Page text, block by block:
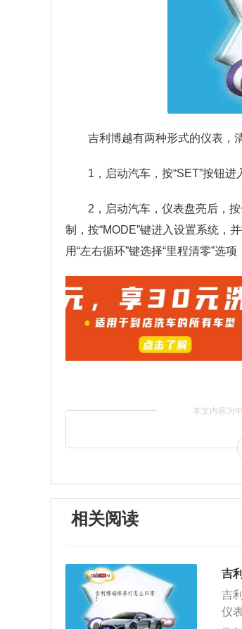
吉利博越有两种形式的仪表，
1，启动汽车，按“SET”按钮进
2，启动汽车，仪表盘亮后，
制，按“MODE”键进入设置系统，
用“左右循环”键选择“里程清零”选项
本文内容为
相关阅读
吉
吉
仪